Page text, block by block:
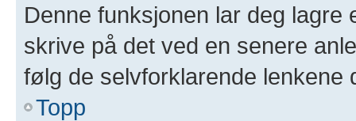
Denne funksjonen lar deg lagre
skrive på det ved en senere
følg de selvforklarende lenkene
Topp